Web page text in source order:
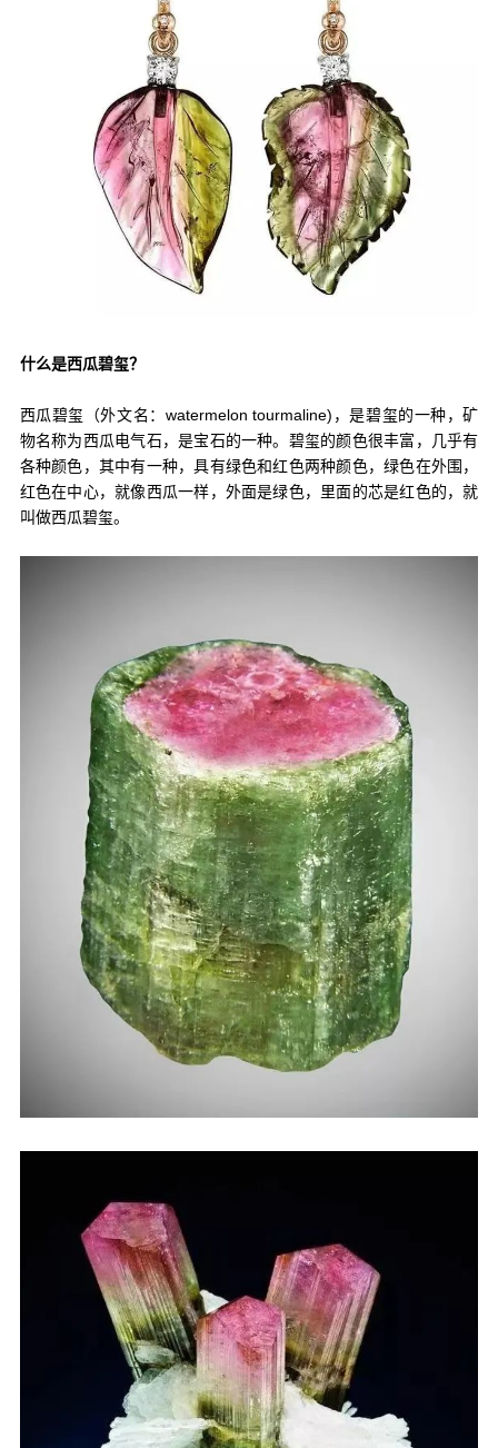
什么是西瓜碧玺？
西瓜碧玺（外文名：watermelon tourmaline)，是碧玺的一种，矿
物名称为西瓜电气石，是宝石的一种。碧玺的颜色很丰富，几乎有
各种颜色，其中有一种，具有绿色和红色两种颜色，绿色在外围，
红色在中心，就像西瓜一样，外面是绿色，里面的芯是红色的，就
叫做西瓜碧玺。